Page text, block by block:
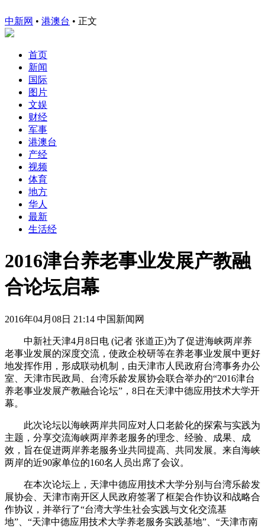
中新网 • 港澳台 • 正文
首页
新闻
国际
图片
文娱
财经
军事
港澳台
产经
视频
体育
地方
华人
最新
生活经
2016津台养老事业发展产教融
合论坛启幕
2016年04月08日 21:14 中国新闻网
中新社天津4月8日电 (记者 张道正)为了促进海峡两岸养
老事业发展的深度交流，使政企校研等在养老事业发展中更好
地发挥作用，形成联动机制，由天津市人民政府台湾事务办公
室、天津市民政局、台湾乐龄发展协会联合举办的“2016津台
养老事业发展产教融合论坛”，8日在天津中德应用技术大学开
幕。
此次论坛以海峡两岸共同应对人口老龄化的探索与实践为
主题，分享交流海峡两岸养老服务的理念、经验、成果、成
效，旨在促进两岸养老服务业共同提高、共同发展。来自海峡
两岸的近90家单位的160名人员出席了会议。
在本次论坛上，天津中德应用技术大学分别与台湾乐龄发
展协会、天津市南开区人民政府签署了框架合作协议和战略合
作协议，并举行了“台湾大学生社会实践与文化交流基
地”、“天津中德应用技术大学养老服务实践基地”、“天津市南